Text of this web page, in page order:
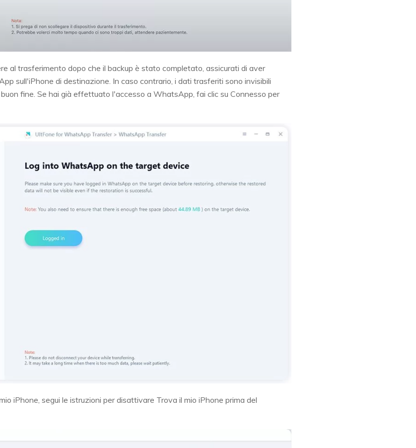
al trasferimento dopo che il backup è stato completato, assicurati di aver
sull'iPhone di destinazione. In caso contrario, i dati trasferiti sono invisibili
fine. Se hai già effettuato l'accesso a WhatsApp, fai clic su Connesso per
iPhone, segui le istruzioni per disattivare Trova il mio iPhone prima del